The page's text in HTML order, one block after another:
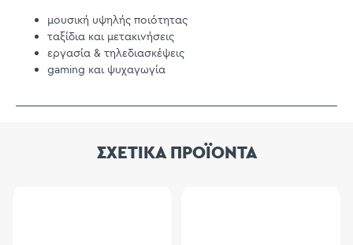
μουσική υψηλής ποιότητας
ταξίδια και μετακινήσεις
εργασία & τηλεδιασκέψεις
gaming και ψυχαγωγία
ΣΧΕΤΙΚΑ ΠΡΟΪΟΝΤΑ